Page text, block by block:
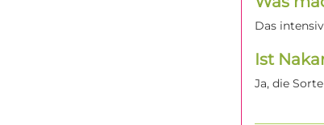
Das
Ist
Ja, die